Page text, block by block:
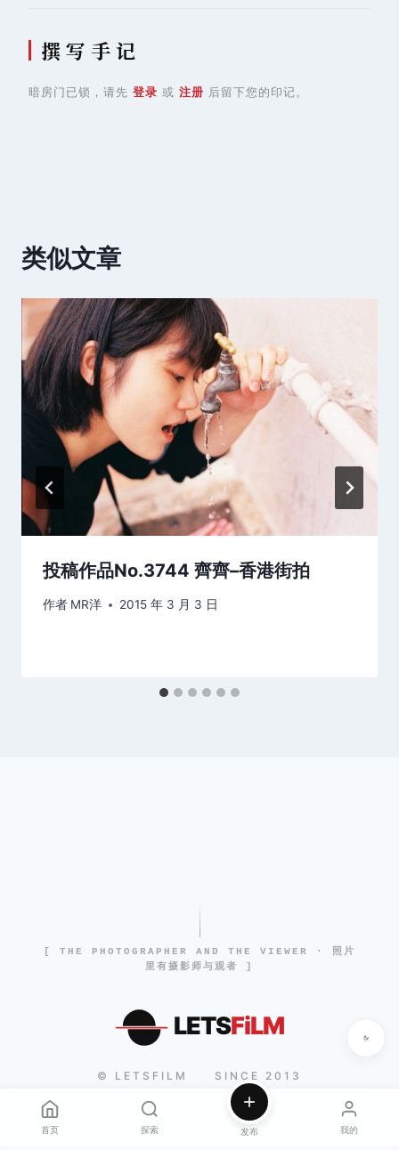
撰 写 手 记
暗房门已锁，请先 登录 或 注册 后留下您的印记。
类似文章
投稿作品No.3744 齊齊–香港街拍
作者 MR洋 2015 年 3 月 3 日
[ THE PHOTOGRAPHER AND THE VIEWER · 照片
里有摄影师与观者 ]
LETSFiLM
© LETSFILM SINCE 2013
首页 探索 发布 我的